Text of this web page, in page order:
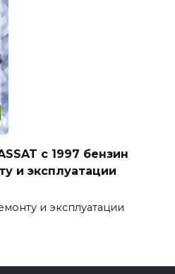
с 1997 бензин
и эксплуатации
и эксплуатации